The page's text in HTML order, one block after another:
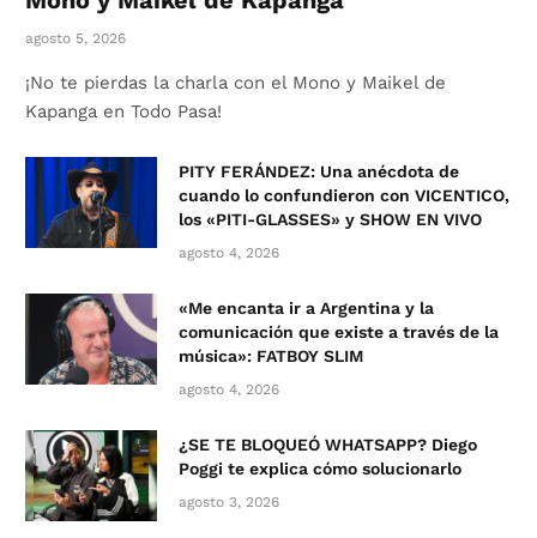
agosto 5, 2026
¡No te pierdas la charla con el Mono y Maikel de
Kapanga en Todo Pasa!
PITY FERÁNDEZ: Una anécdota de
cuando lo confundieron con VICENTICO,
los «PITI-GLASSES» y SHOW EN VIVO
agosto 4, 2026
«Me encanta ir a Argentina y la
comunicación que existe a través de la
música»: FATBOY SLIM
agosto 4, 2026
¿SE TE BLOQUEÓ WHATSAPP? Diego
Poggi te explica cómo solucionarlo
agosto 3, 2026